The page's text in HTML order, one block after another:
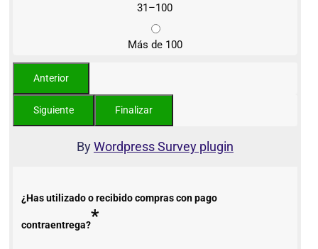
31–100
Más de 100
ByWordpress Survey plugin
¿Has utilizado o recibido compras con pago
contraentrega?*